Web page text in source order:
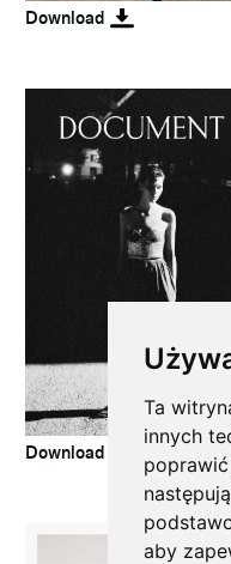
Ta
innych
aby
Download
Download